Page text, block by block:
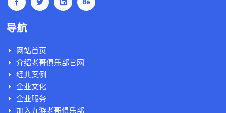
导航
网站首页
介绍老哥俱乐部官网
经典案例
企业文化
企业服务
加入九游老哥俱乐部